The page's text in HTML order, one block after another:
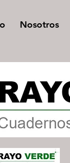
Nosotros